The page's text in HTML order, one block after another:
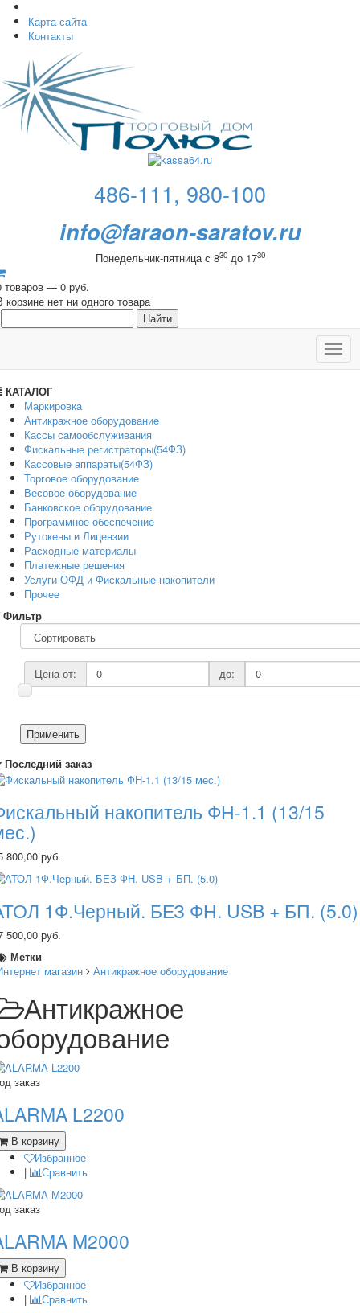
Карта сайта
Контакты
486-111, 980-100
info@faraon-saratov.ru
Понедельник-пятница с 830до 1730
товаров — 0 руб.
корзине нет ни одного товара
КАТАЛОГ
Маркировка
Антикражное оборудование
Кассы самообслуживания
Фискальные регистраторы(54ФЗ)
Кассовые аппараты(54ФЗ)
Торговое оборудование
Весовое оборудование
Банковское оборудование
Программное обеспечение
Рутокены и Лицензии
Расходные материалы
Платежные решения
Услуги ОФД и Фискальные накопители
Прочее
Фильтр
Цена от: до:
Применить
Последний заказ
накопитель ФН-1.1 (13/15
800,00 руб.
1Ф.Черный. БЕЗ ФН. USB + БП. (5.0)
500,00 руб.
Метки
магазин
Антикражное оборудование
Антикражное
заказ
L2200
В корзину
Избранное
|
Сравнить
заказ
M2000
В корзину
Избранное
|
Сравнить